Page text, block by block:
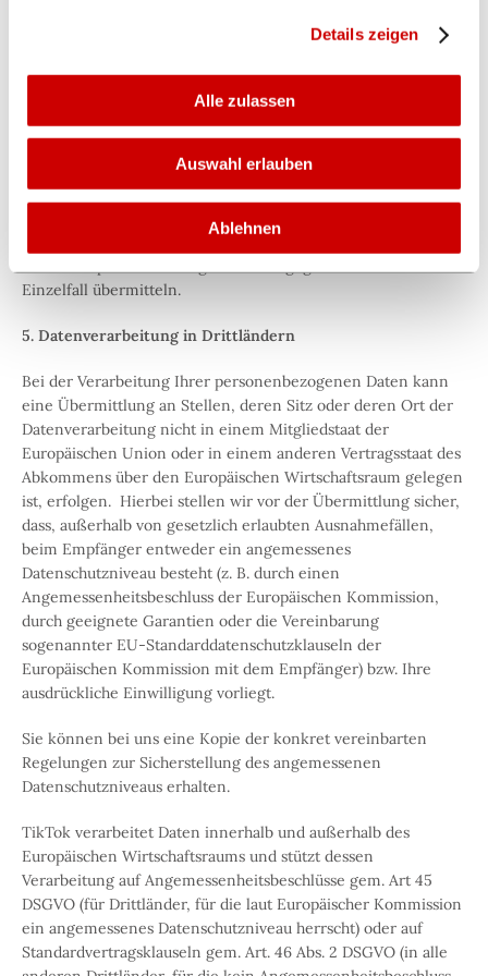
Sie haben jederzeit die Möglichkeit eine bereits erteilte
Einwilligung mit Wirkung für die Zukunft zu widerrufen.
Datenschutzerklärung
Details zeigen
Alle zulassen
Auswahl erlauben
Ablehnen
Dienstleister dürfen Ihre personenbezogenen Daten
ausschließlich zu den von uns vorgegebenen Zwecken
Eine Liste der Auftragsverarbeiter, die TikTok einsetzt, finden
Sie unter:https://ads.tiktok.com/i18n/official/article?
aid=30242040634959695
TikTok Technology Limited als Anbieter unseres Business-
Kanals
Öffentliche Stellen: Behörden und staatliche Institutionen,
Einzelfall übermitteln.
5. Datenverarbeitung in Drittländern
Bei der Verarbeitung Ihrer personenbezogenen Daten kann
eine Übermittlung an Stellen, deren Sitz oder deren Ort der
Datenverarbeitung nicht in einem Mitgliedstaat der
Europäischen Union oder in einem anderen Vertragsstaat des
Abkommens über den Europäischen Wirtschaftsraum gelegen
ist, erfolgen. Hierbei stellen wir vor der Übermittlung sicher,
dass, außerhalb von gesetzlich erlaubten Ausnahmefällen,
beim Empfänger entweder ein angemessenes
Datenschutzniveau besteht (z. B. durch einen
Angemessenheitsbeschluss der Europäischen Kommission,
durch geeignete Garantien oder die Vereinbarung
sogenannter EU-Standarddatenschutzklauseln der
Europäischen Kommission mit dem Empfänger) bzw. Ihre
ausdrückliche Einwilligung vorliegt.
Sie können bei uns eine Kopie der konkret vereinbarten
Regelungen zur Sicherstellung des angemessenen
Datenschutzniveaus erhalten.
TikTok verarbeitet Daten innerhalb und außerhalb des
Europäischen Wirtschaftsraums und stützt dessen
Verarbeitung auf Angemessenheitsbeschlüsse gem. Art 45
DSGVO (für Drittländer, für die laut Europäischer Kommission
ein angemessenes Datenschutzniveau herrscht) oder auf
Standardvertragsklauseln gem. Art. 46 Abs. 2 DSGVO (in alle